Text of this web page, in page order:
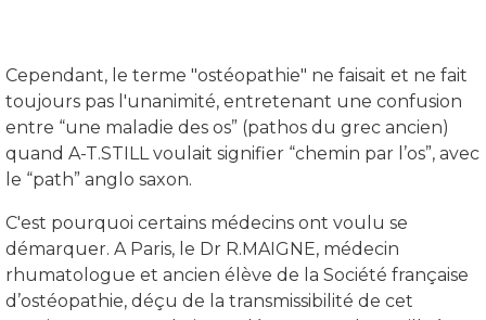
Cependant, le terme "ostéopathie" ne faisait et ne fait
toujours pas l'unanimité, entretenant une confusion
entre “une maladie des os” (pathos du grec ancien)
quand A-T.STILL voulait signifier “chemin par l’os”, avec
le “path” anglo saxon.
C'est pourquoi certains médecins ont voulu se
démarquer. A Paris, le Dr R.MAIGNE, médecin
rhumatologue et ancien élève de la Société française
d’ostéopathie, déçu de la transmissibilité de cet